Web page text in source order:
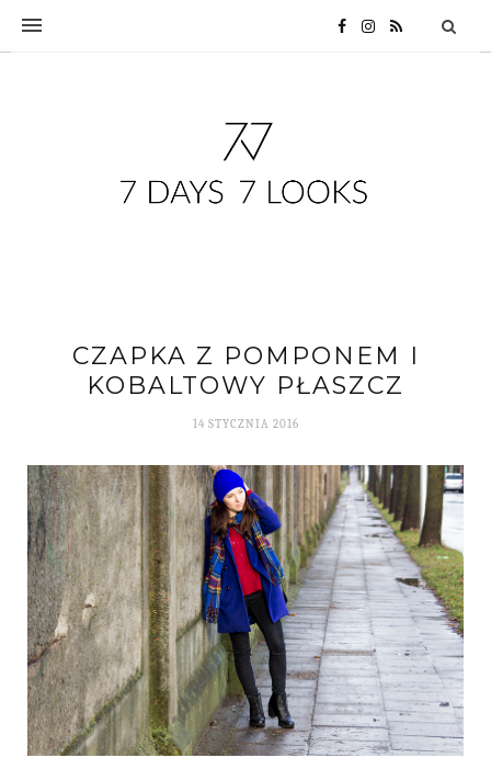
CZAPKA Z POMPONEM I
KOBALTOWY PŁASZCZ
14 STYCZNIA 2016